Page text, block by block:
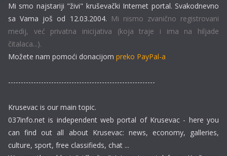
Mi smo najstariji "živi" kruševački Internet portal. Svakodnevno
sa Vama još od 12.03.2004. Mi nismo zvanično registrovani
medij, već privatna inicijativa (koja traje i ima na hiljade
čitalaca...).
Možete nam pomoći donacijom preko PayPal-a
----------------------------------------------------------
Krusevac is our main topic.
037info.net is independent web portal of Krusevac - here you
can find out all about Krusevac: news, economy, galleries,
culture, sport, free classifieds, chat ...